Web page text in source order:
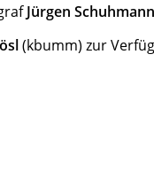
Jürgen Schuhmann
(kbumm) zur